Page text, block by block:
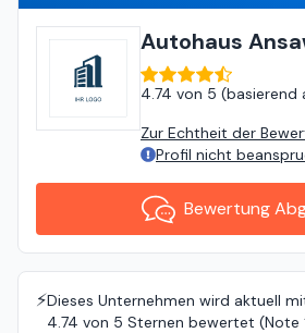
Autohaus
4.74 von 5 (basierend
Zur Echtheit der
Profil nicht
Bewertung
⚡️Dieses Unternehmen wird aktuell
4.74 von 5 Sternen bewertet (Note